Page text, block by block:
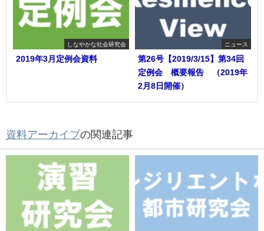
しなやかな社会研究会
2019年3月定例会資料
ニュース
第26号【2019/3/15】第34回
定例会 概要報告 （2019年
2月8日開催）
資料アーカイブの関連記事